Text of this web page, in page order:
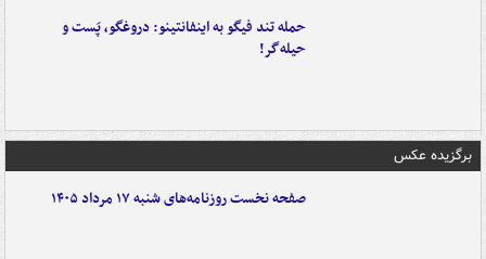
حمله تند فیگو به اینفانتینو: دروغگو، پَست‌ و
حیله‌گر!
برگزیده عکس
صفحه نخست روزنامه‌های شنبه ۱۷ مرداد ۱۴۰۵